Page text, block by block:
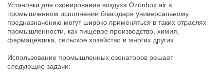
Установки для озонирования воздуха Ozonbox air в
промышленном исполнении благодаря универсальному
предназначению могут широко применяться в таких отраслях
промышленности, как пищевое производство, химия,
фармацевтика, сельское хозяйство и многих других.
Использование промышленных озонаторов решает
следующие задачи: